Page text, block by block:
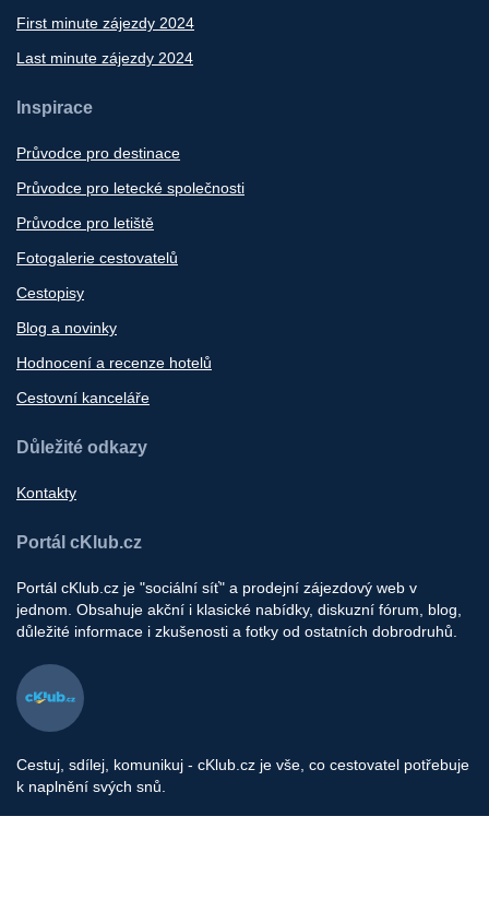
First minute zájezdy 2024
Last minute zájezdy 2024
Inspirace
Průvodce pro destinace
Průvodce pro letecké společnosti
Průvodce pro letiště
Fotogalerie cestovatelů
Cestopisy
Blog a novinky
Hodnocení a recenze hotelů
Cestovní kanceláře
Důležité odkazy
Kontakty
Portál cKlub.cz
Portál cKlub.cz je "sociální síť" a prodejní zájezdový web v
jednom. Obsahuje akční i klasické nabídky, diskuzní fórum, blog,
důležité informace i zkušenosti a fotky od ostatních dobrodruhů.
Cestuj, sdílej, komunikuj - cKlub.cz je vše, co cestovatel potřebuje
k naplnění svých snů.